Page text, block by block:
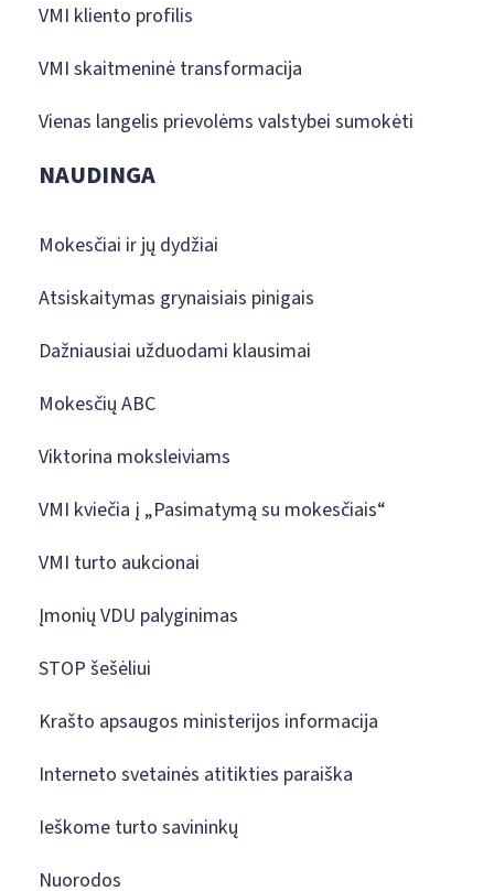
VMI kliento profilis
VMI skaitmeninė transformacija
Vienas langelis prievolėms valstybei sumokėti
NAUDINGA
Mokesčiai ir jų dydžiai
Atsiskaitymas grynaisiais pinigais
Dažniausiai užduodami klausimai
Mokesčių ABC
Viktorina moksleiviams
VMI kviečia į „Pasimatymą su mokesčiais“
VMI turto aukcionai
Įmonių VDU palyginimas
STOP šešėliui
Krašto apsaugos ministerijos informacija
Interneto svetainės atitikties paraiška
Ieškome turto savininkų
Nuorodos